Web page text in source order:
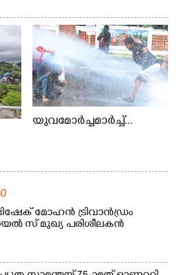
യുവമോർച്ചമാർച്ച്...
മോഹൻ ട്രിവാൻഡ്രം
സ് മുഖ്യ പരിശീലകൻ